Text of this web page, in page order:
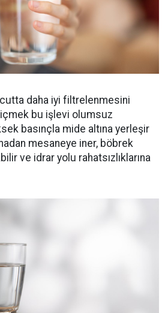
daha iyi filtrelenmesini
bu işlevi olumsuz
basınçla mide altına yerleşir
mesaneye iner, böbrek
ve idrar yolu rahatsızlıklarına